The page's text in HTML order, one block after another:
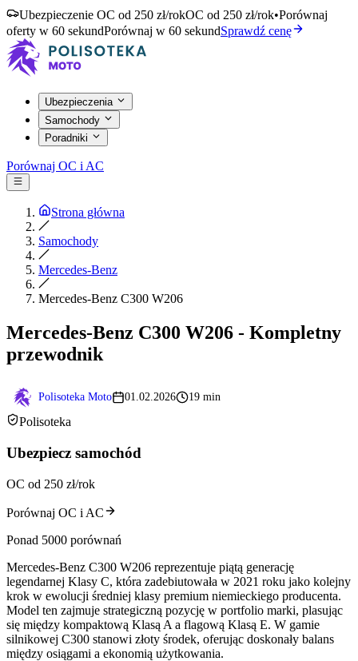
Ubezpieczenie OC od 250 zł/rokOC od 250 zł/rok•Porównaj
oferty w 60 sekundPorównaj w 60 sekundSprawdź cenę
Ubezpieczenia
Samochody
Poradniki
Porównaj OC i AC
Strona główna
Samochody
Mercedes-Benz
Mercedes-Benz C300 W206
Mercedes-Benz C300 W206 - Kompletny
przewodnik
Polisoteka Moto 01.02.2026 19 min
Polisoteka
Ubezpiecz samochód
OC od 250 zł/rok
Porównaj OC i AC
Ponad 5000 porównań
Mercedes-Benz C300 W206 reprezentuje piątą generację
legendarnej Klasy C, która zadebiutowała w 2021 roku jako kolejny
krok w ewolucji średniej klasy premium niemieckiego producenta.
Model ten zajmuje strategiczną pozycję w portfolio marki, plasując
się między kompaktową Klasą A a flagową Klasą E. W gamie
silnikowej C300 stanowi złoty środek, oferując doskonały balans
między osiągami a ekonomią użytkowania.